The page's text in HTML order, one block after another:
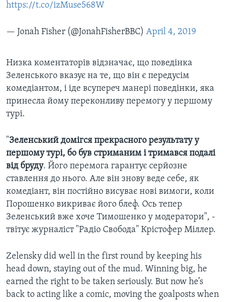
https://t.co/izMuse568W
— Jonah Fisher (@JonahFisherBBC) April 4, 2019
Низка коментаторів відзначає, що поведінка
Зеленського вказує на те, що він є передусім
комедіантом, і іде всупереч манері поведінки, яка
принесла йому переконливу перемогу у першому
турі.
"Зеленський домігся прекрасного результату у
першому турі, бо був стриманим і тримався подалі
від бруду. Його перемога гарантує серйозне
ставлення до нього. Але він знову веде себе, як
комедіант, він постійно висуває нові вимоги, коли
Порошенко викриває його блеф. Ось тепер
Зеленський вже хоче Тимошенко у модератори", -
твітує журналіст "Радіо Свобода" Крістофер Міллер.
Zelensky did well in the first round by keeping his
head down, staying out of the mud. Winning big, he
earned the right to be taken seriously. But now he’s
back to acting like a comic, moving the goalposts when